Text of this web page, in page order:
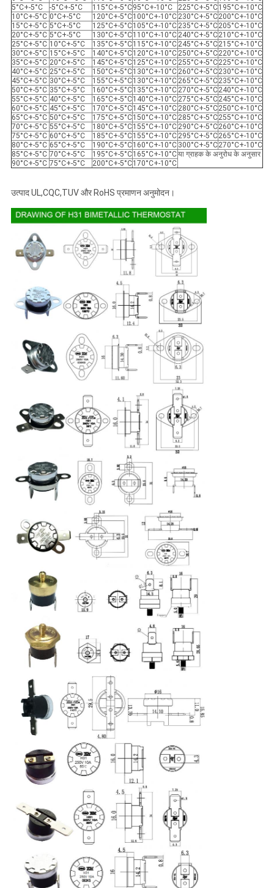
5°C+-5°C
-5°C+-5°C 115°C+-5°C95°C+-10°C 225°C+-5°C195°C+-10°C
10°C+-5°C 0°C+-5°C 120°C+-5°C100°C+-10°C 230°C+-5°C200°C+-10°C
15°C+-5°C 5°C+-5°C 125°C+-5°C105°C+-10°C 235°C+-5°C205°C+-10°C
20°C+-5°C 5°C+-5°C 130°C+-5°C110°C+-10°C 240°C+-5°C210°C+-10°C
25°C+-5°C 10°C+-5°C 135°C+-5°C115°C+-10°C 245°C+-5°C215°C+-10°C
30°C+-5°C 15°C+-5°C 140°C+-5°C120°C+-10°C 250°C+-5°C220°C+-10°C
35°C+-5°C 20°C+-5°C 145°C+-5°C125°C+-10°C 255°C+-5°C225°C+-10°C
40°C+-5°C 25°C+-5°C 150°C+-5°C130°C+-10°C 260°C+-5°C230°C+-10°C
45°C+-5°C 30°C+-5°C 155°C+-5°C130°C+-10°C 265°C+-5°C235°C+-10°C
50°C+-5°C 35°C+-5°C 160°C+-5°C135°C+-10°C 270°C+-5°C240°C+-10°C
55°C+-5°C 40°C+-5°C 165°C+-5°C140°C+-10°C 275°C+-5°C245°C+-10°C
60°C+-5°C 45°C+-5°C 170°C+-5°C145°C+-10°C 280°C+-5°C250°C+-10°C
65°C+-5°C 50°C+-5°C 175°C+-5°C150°C+-10°C 285°C+-5°C255°C+-10°C
70°C+-5°C 55°C+-5°C 180°C+-5°C155°C+-10°C 290°C+-5°C260°C+-10°C
75°C+-5°C 60°C+-5°C 185°C+-5°C155°C+-10°C 295°C+-5°C265°C+-10°C
80°C+-5°C 65°C+-5°C 190°C+-5°C160°C+-10°C 300°C+-5°C270°C+-10°C
85°C+-5°C 70°C+-5°C 195°C+-5°C165°C+-10°Cया ग्राहक के अनुरोध के अनुसार
90°C+-5°C 75°C+-5°C 200°C+-5°C170°C+-10°C
उत्पाद UL,CQC,TUV और RoHS प्रमाणन अनुमोदन।